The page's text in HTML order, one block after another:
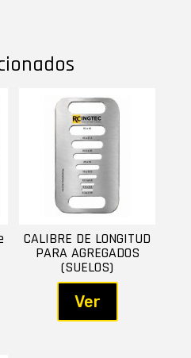
CALIBRE DE LONGITUD
PARA AGREGADOS
(SUELOS)
Ver